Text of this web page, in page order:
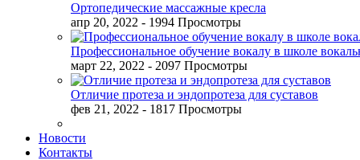
Ортопедические массажные кресла
апр 20, 2022 - 1994 Просмотры
Профессиональное обучение вокалу в школе
март 22, 2022 - 2097 Просмотры
Отличие протеза и эндопротеза для суставов
фев 21, 2022 - 1817 Просмотры
Новости
Контакты